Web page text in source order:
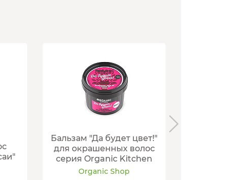
Бальзам "Да будет цвет!"
для окрашенных волос
серия Organic Kitchen
Organic Shop